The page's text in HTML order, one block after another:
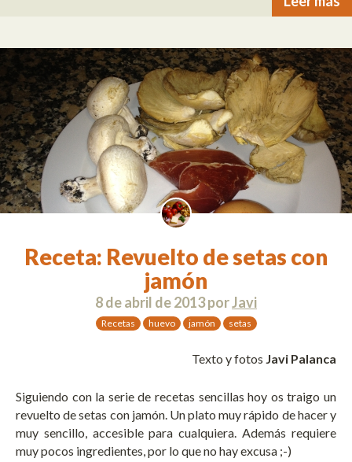
Receta: Revuelto de setas con
jamón
8 de abril de 2013porJavi
Recetas huevo jamón setas
Texto y fotos Javi Palanca
Siguiendo con la serie de recetas sencillas hoy os traigo un
revuelto de setas con jamón. Un plato muy rápido de hacer y
muy sencillo, accesible para cualquiera. Además requiere
muy pocos ingredientes, por lo que no hay excusa ;-)